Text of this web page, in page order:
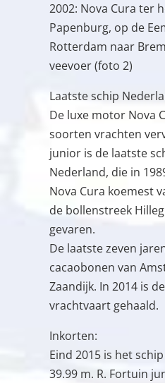
2002: Nova Cura ter
Papenburg, op de
Rotterdam naar
veevoer (foto 2)
Laatste schip
De luxe motor Nova
soorten vrachten
junior is de laatste
Nederland, die in
Nova Cura koemest
de bollenstreek
gevaren.
De laatste zeven
cacaobonen van
Zaandijk. In 2014 is
vrachtvaart gehaald.
Inkorten:
Eind 2015 is het
39.99 m. R. Fortuin